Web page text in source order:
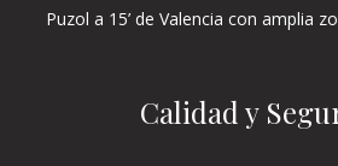
Puzol a 15’ de Valencia con amplia
Calidad y